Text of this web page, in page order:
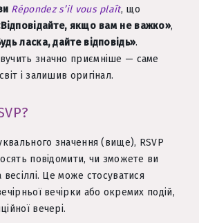
Répondez s’il vous plaît, що
якщо вам не важко»,
ласка, дайте відповідь».
значно приємніше — саме
і залишив оригінал.
значення (вище), RSVP
повідомити, чи зможете ви
весіллі. Це може стосуватися
вечірки або окремих подій,
вечері.